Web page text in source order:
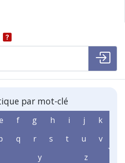
par mot-clé
f g h i j
k
q r s t u
v
y z